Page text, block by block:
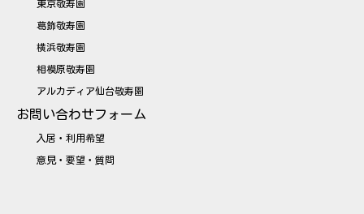
東京敬寿園
葛飾敬寿園
横浜敬寿園
相模原敬寿園
アルカディア仙台敬寿園
お問い合わせフォーム
入居・利用希望
意見・要望・質問